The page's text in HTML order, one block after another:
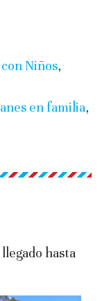
Niños,
en familia,
hasta